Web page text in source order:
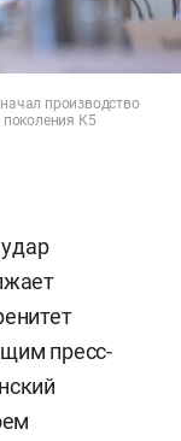
производство
поколения К5
пресс-